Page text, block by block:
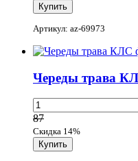
Артикул: az-69973
Череды трава
87
Скидка 14%